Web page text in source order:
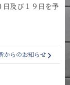
及び１９日を予
からのお知らせ